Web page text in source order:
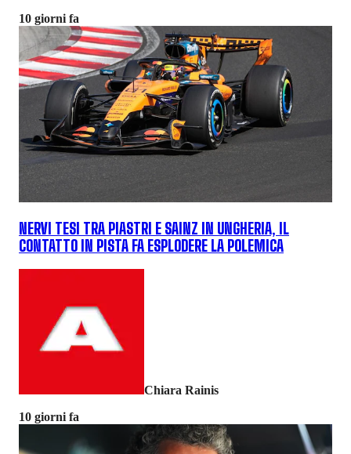
10 giorni fa
NERVI TESI TRA PIASTRI E SAINZ IN UNGHERIA, IL
CONTATTO IN PISTA FA ESPLODERE LA POLEMICA
Chiara Rainis
10 giorni fa